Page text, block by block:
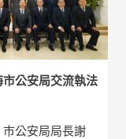
公安局交流執法
公安局局長謝